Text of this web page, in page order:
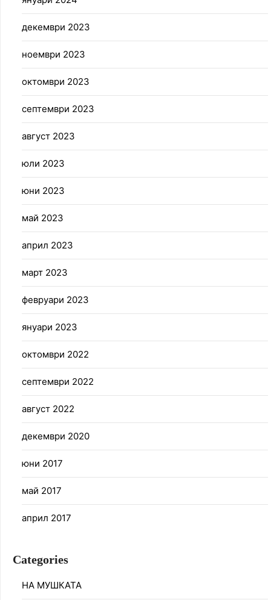
декември 2023
ноември 2023
октомври 2023
септември 2023
август 2023
юли 2023
юни 2023
май 2023
април 2023
март 2023
февруари 2023
януари 2023
октомври 2022
септември 2022
август 2022
декември 2020
юни 2017
май 2017
април 2017
Categories
НА МУШКАТА